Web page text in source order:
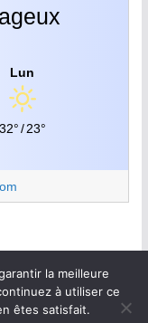
Lun
32°/23°
la meilleure
à utiliser ce
êtes satisfait.